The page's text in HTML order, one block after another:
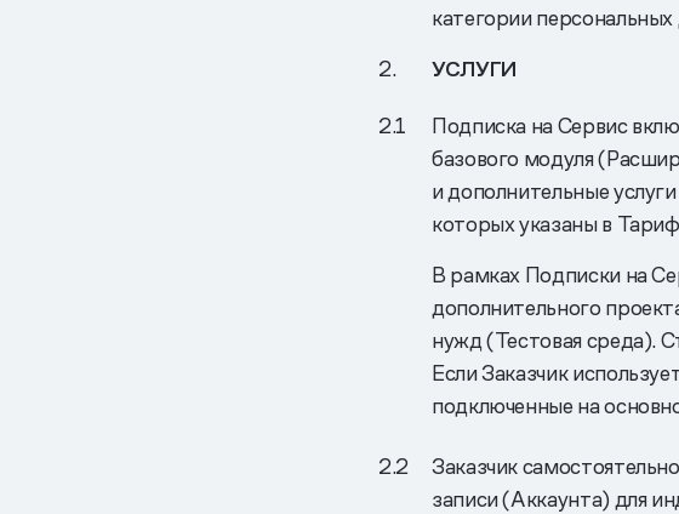
категории
УСЛУГИ
Подписка на Сервис
базового модуля
и дополнительные
которых указаны в
В рамках Подписки на
дополнительного
нужд (Тестовая среда).
Если Заказчик
подключенные на
Заказчик
записи (Аккаунта) для